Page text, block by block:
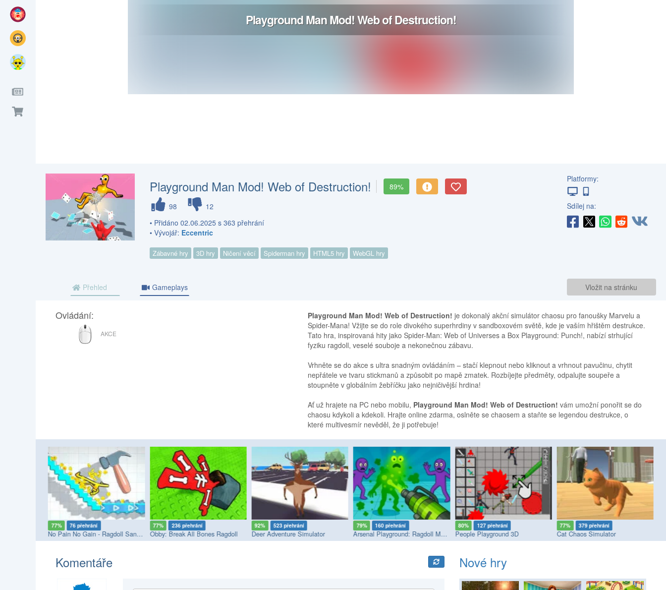
Playground Man Mod! Web of Destruction!
89%
98
12
• Přidáno 02.06.2025 s 363 přehrání
• Vývojář: Eccentric
Zábavné hry 3D hry Ničení věcí Spiderman hry HTML5 hry WebGL hry
Platformy:
Sdílej na:
Vložit na stránku
Přehled Gameplays
Ovládání:
MYŠ
AKCE
Playground Man Mod! Web of Destruction! je dokonalý akční simulátor chaosu pro fanoušky Marvelu a
Spider-Mana! Vžijte se do role divokého superhrdiny v sandboxovém světě, kde je vaším hřištěm destrukce.
Tato hra, inspirovaná hity jako Spider-Man: Web of Universes a Box Playground: Punch!, nabízí strhující
fyziku ragdoll, veselé souboje a nekonečnou zábavu.
Vrhněte se do akce s ultra snadným ovládáním – stačí klepnout nebo kliknout a vrhnout pavučinu, chytit
nepřátele ve tvaru stickmanů a způsobit po mapě zmatek. Rozbíjejte předměty, odpalujte soupeře a
stoupněte v globálním žebříčku jako nejničivější hrdina!
Ať už hrajete na PC nebo mobilu, Playground Man Mod! Web of Destruction! vám umožní ponořit se do
chaosu kdykoli a kdekoli. Hrajte online zdarma, oslněte se chaosem a staňte se legendou destrukce, o
které multivesmír nevěděl, že ji potřebuje!
77% 76 přehrání
No Pain No Gain - Ragdoll Sandbox
77% 236 přehrání
Obby: Break All Bones Ragdoll
92% 523 přehrání
Deer Adventure Simulator
79% 160 přehrání
Arsenal Playground: Ragdoll Mayhem
80% 127 přehrání
People Playground 3D
77% 379 přehrání
Cat Chaos Simulator
Komentáře Nové hry